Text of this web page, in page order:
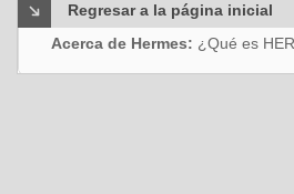
Regresar a la página inicial
Acerca de Hermes: ¿Qué es